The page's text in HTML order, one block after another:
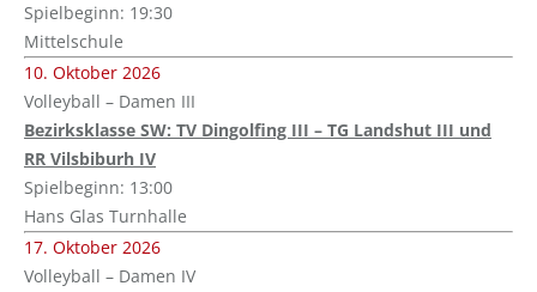
Spielbeginn: 19:30
Mittelschule
10. Oktober 2026
Volleyball – Damen III
Bezirksklasse SW: TV Dingolfing III – TG Landshut III und
RR Vilsbiburh IV
Spielbeginn: 13:00
Hans Glas Turnhalle
17. Oktober 2026
Volleyball – Damen IV